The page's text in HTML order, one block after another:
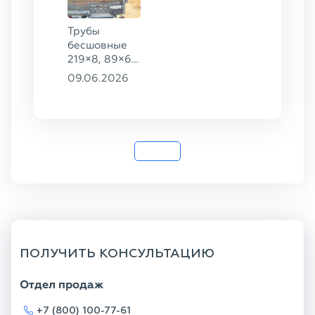
Трубы
бесшовные
219×8, 89×6,
38×4 ГОСТ
09.06.2026
ПОЛУЧИТЬ КОНСУЛЬТАЦИЮ
Отдел продаж
+7 (800) 100-77-61